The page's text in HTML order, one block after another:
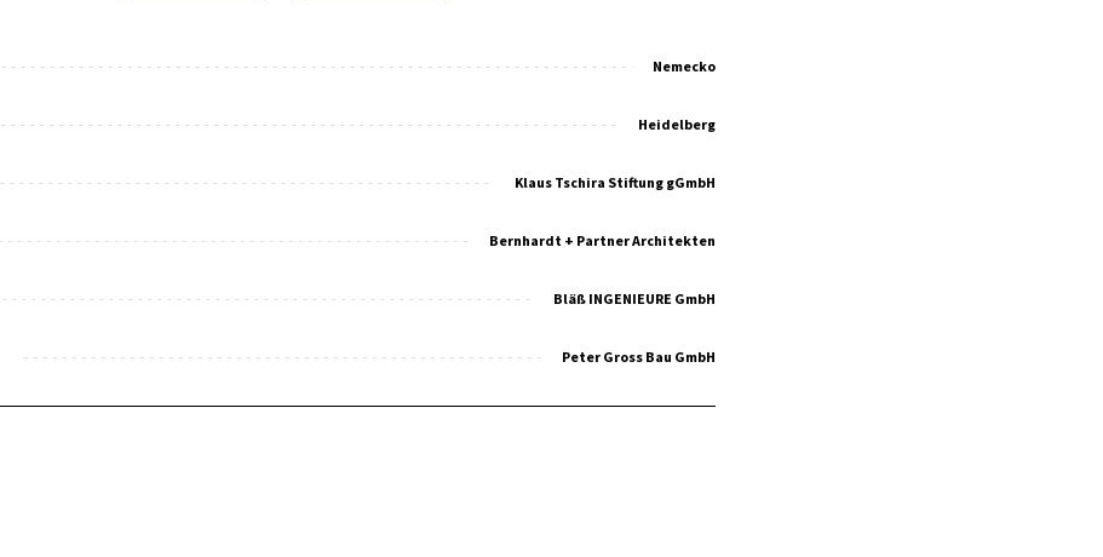
Nemecko
Heidelberg
Klaus Tschira Stiftung gGmbH
Bernhardt + Partner Architekten
Bläß INGENIEURE GmbH
Peter Gross Bau GmbH